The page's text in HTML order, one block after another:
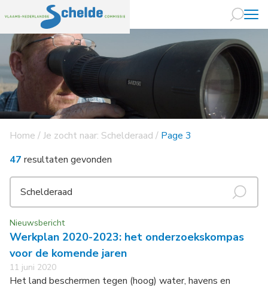
Naar
Home /Je zocht naar: Schelderaad / Page 3
47 resultaten gevonden
Nieuwsbericht
Werkplan 2020-2023: het onderzoekskompas
voor de komende jaren
11 juni 2020
Het land beschermen tegen (hoog) water, havens en